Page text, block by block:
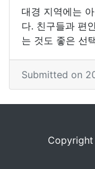
대경 지역에는
다. 친구들과 편
는 것도 좋은 선
Submitted on